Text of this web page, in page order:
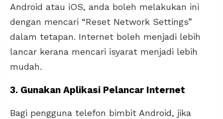
Android atau iOS, anda boleh melakukan ini
dengan mencari “Reset Network Settings”
dalam tetapan. Internet boleh menjadi lebih
lancar kerana mencari isyarat menjadi lebih
mudah.
3. Gunakan Aplikasi Pelancar Internet
Bagi pengguna telefon bimbit Android, jika